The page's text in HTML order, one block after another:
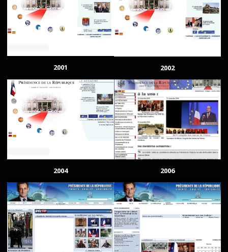
2001 2002
2004 2006